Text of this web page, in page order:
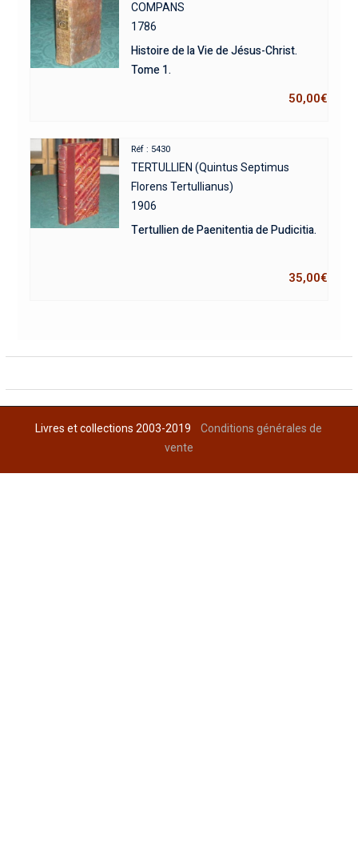
COMPANS
1786
Histoire de la Vie de Jésus-Christ.
Tome 1.
50,00€
Réf : 5430
TERTULLIEN (Quintus Septimus
Florens Tertullianus)
1906
Tertullien de Paenitentia de Pudicitia.
35,00€
Livres et collections 2003-2019Conditions générales de
vente